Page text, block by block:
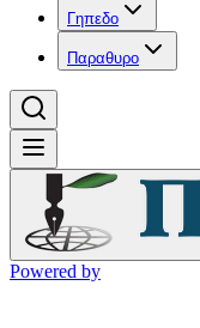
Γηπεδο
Παραθυρο
Powered by